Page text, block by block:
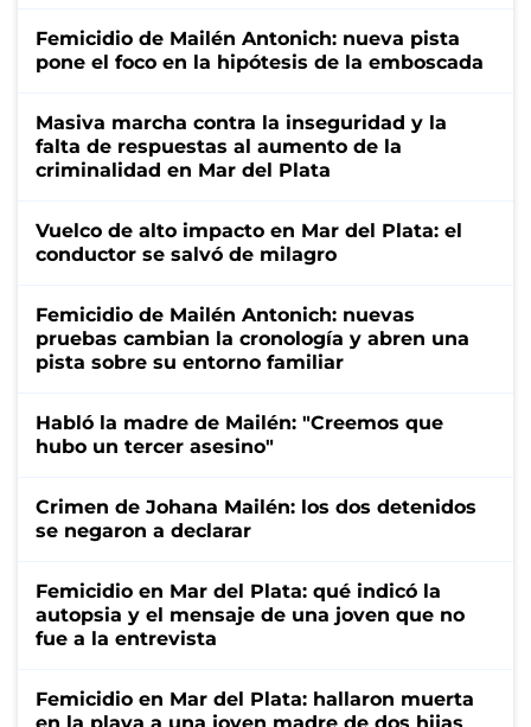
Femicidio de Mailén Antonich: nueva pista
pone el foco en la hipótesis de la emboscada
Masiva marcha contra la inseguridad y la
falta de respuestas al aumento de la
criminalidad en Mar del Plata
Vuelco de alto impacto en Mar del Plata: el
conductor se salvó de milagro
Femicidio de Mailén Antonich: nuevas
pruebas cambian la cronología y abren una
pista sobre su entorno familiar
Habló la madre de Mailén: "Creemos que
hubo un tercer asesino"
Crimen de Johana Mailén: los dos detenidos
se negaron a declarar
Femicidio en Mar del Plata: qué indicó la
autopsia y el mensaje de una joven que no
fue a la entrevista
Femicidio en Mar del Plata: hallaron muerta